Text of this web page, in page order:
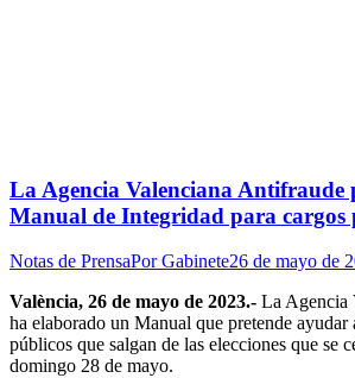
La Agencia Valenciana Antifraude
Manual de Integridad para cargos
Notas de PrensaPorGabinete26 de mayo de
València, 26 de mayo de 2023.- La Agencia
ha elaborado un Manual que pretende ayudar
públicos que salgan de las elecciones que se
domingo 28 de mayo.